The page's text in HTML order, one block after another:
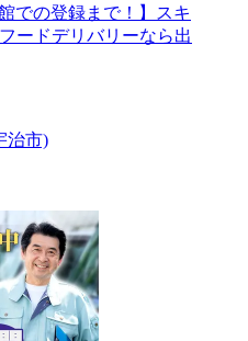
での登録まで！】スキ
ードデリバリーなら出
治市)